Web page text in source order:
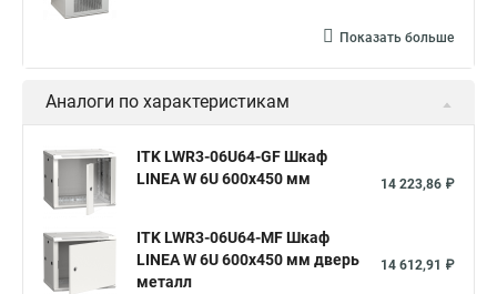
Показать больше
Аналоги по характеристикам
ITK LWR3-06U64-GF Шкаф
LINEA W 6U 600x450 мм
14 223,86 ₽
ITK LWR3-06U64-MF Шкаф
LINEA W 6U 600x450 мм дверь
металл
14 612,91 ₽